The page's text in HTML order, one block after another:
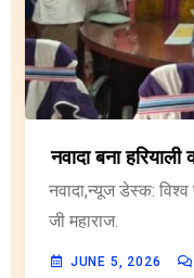
नवादा बना
नवादा,न्यूज डेस्क:
जी महाराज.
JUNE 5, 2026